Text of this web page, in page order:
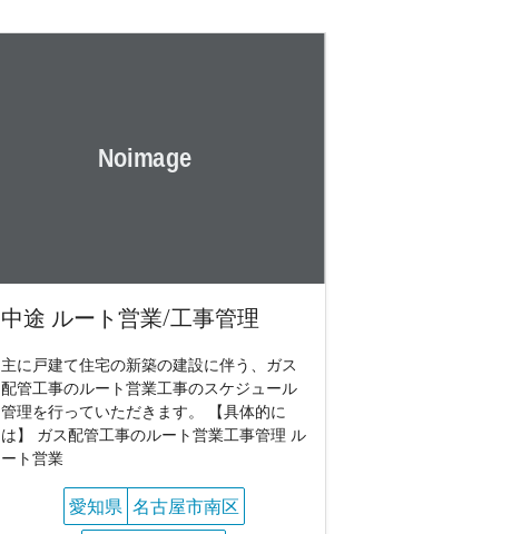
中途 ルート営業/工事管理
主に戸建て住宅の新築の建設に伴う、ガス
配管工事のルート営業工事のスケジュール
管理を行っていただきます。 【具体的に
は】 ガス配管工事のルート営業工事管理 ル
ート営業
愛知県 名古屋市南区